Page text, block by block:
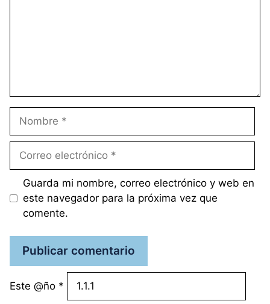
electrónico
Guarda mi nombre, correo electrónico y web en
este navegador para la próxima vez que
comente.
Este @ño *